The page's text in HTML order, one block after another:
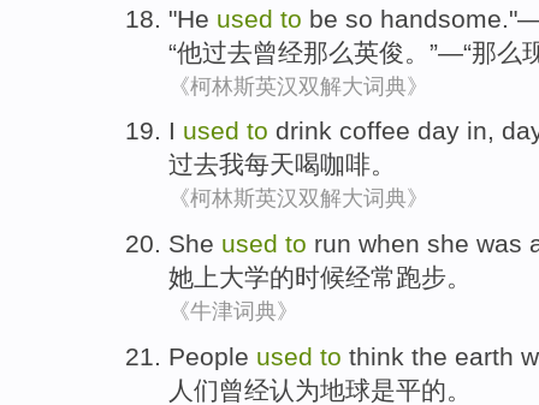
"He used to be so handsome
“他过去曾经那么英俊 。”—“那么
《柯林斯英汉双解大词典》
I used to drink coffee day in,
过去我每天喝咖啡。
《柯林斯英汉双解大词典》
She used to run when she was
她 上大学的时候经常跑步。
《牛津词典》
People used to think the earth
人们曾经认为地球是平的。